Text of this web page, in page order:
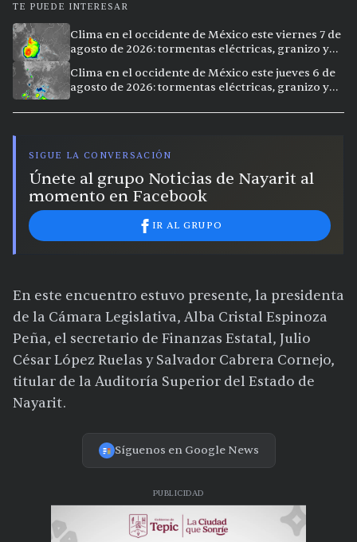
TE PUEDE INTERESAR
Clima en el occidente de México este viernes 7 de
agosto de 2026: tormentas eléctricas, granizo y
Clima en el occidente de México este jueves 6 de
agosto de 2026: tormentas eléctricas, granizo y
SIGUE LA CONVERSACIÓN
Únete al grupo Noticias de Nayarit al
momento en Facebook
IR AL GRUPO
En este encuentro estuvo presente, la presidenta
de la Cámara Legislativa, Alba Cristal Espinoza
Peña, el secretario de Finanzas Estatal, Julio
César López Ruelas y Salvador Cabrera Cornejo,
titular de la Auditoría Superior del Estado de
Nayarit.
Síguenos en Google News
PUBLICIDAD